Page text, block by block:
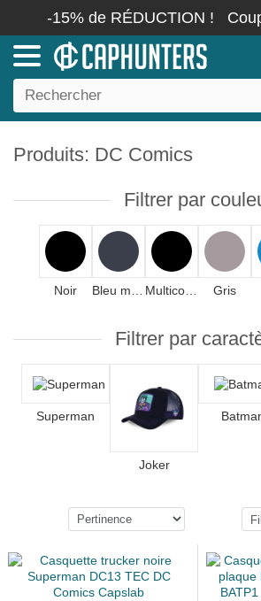
-15% de RÉDUCTION !
Produits: DC Comics
Filtrer par
Noir Gris
Filtrer par
Superman
Joker